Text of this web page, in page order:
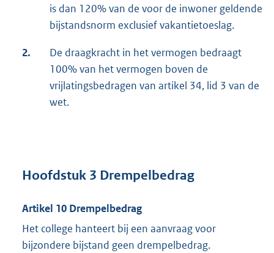
is dan 120% van de voor de inwoner geldende
bijstandsnorm exclusief vakantietoeslag.
2.
De draagkracht in het vermogen bedraagt
100% van het vermogen boven de
vrijlatingsbedragen van artikel 34, lid 3 van de
wet.
Hoofdstuk 3 Drempelbedrag
Artikel 10 Drempelbedrag
Het college hanteert bij een aanvraag voor
bijzondere bijstand geen drempelbedrag.